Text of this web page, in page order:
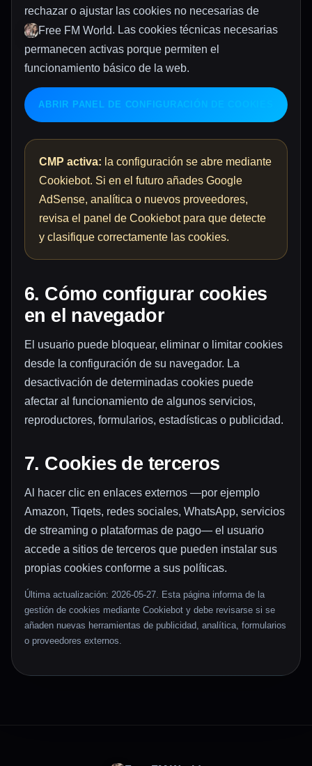
rechazar o ajustar las cookies no necesarias de
Free FM World. Las cookies técnicas necesarias
permanecen activas porque permiten el
funcionamiento básico de la web.
ABRIR PANEL DE CONFIGURACIÓN DE COOKIES
CMP activa: la configuración se abre mediante
Cookiebot. Si en el futuro añades Google
AdSense, analítica o nuevos proveedores,
revisa el panel de Cookiebot para que detecte
y clasifique correctamente las cookies.
6. Cómo configurar cookies
en el navegador
El usuario puede bloquear, eliminar o limitar cookies
desde la configuración de su navegador. La
desactivación de determinadas cookies puede
afectar al funcionamiento de algunos servicios,
reproductores, formularios, estadísticas o publicidad.
7. Cookies de terceros
Al hacer clic en enlaces externos —por ejemplo
Amazon, Tiqets, redes sociales, WhatsApp, servicios
de streaming o plataformas de pago— el usuario
accede a sitios de terceros que pueden instalar sus
propias cookies conforme a sus políticas.
Última actualización: 2026-05-27. Esta página informa de la
gestión de cookies mediante Cookiebot y debe revisarse si se
añaden nuevas herramientas de publicidad, analítica, formularios
o proveedores externos.